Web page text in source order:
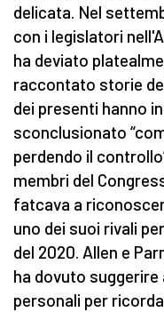
delicata. Nel
con i legislatori
ha deviato
raccontato storie
dei presenti hanno
sconclusionato
perdendo il
membri del
fatcava a
uno dei suoi rivali
del 2020. Allen e
ha dovuto suggerire
personali per